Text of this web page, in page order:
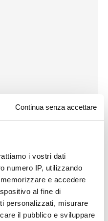
Continua senza accettare
i vostri dati
numero IP, utilizzando
e accedere
al fine di
personalizzati, misurare
il pubblico e sviluppare